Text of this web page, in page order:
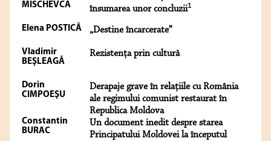
MISCHEVCA
însumarea unor concluzii1
Elena POSTICĂ „Destine încarcerate”
Vladimir
BEŞLEAGĂ
Rezistenţa prin cultură
Dorin
CIMPOEŞU
Derapaje grave în relaţiile cu România
ale regimului comunist restaurat în
Republica Moldova
Constantin
BURAC
Un document inedit despre starea
Principatului Moldovei la începutul